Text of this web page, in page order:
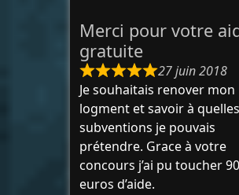
Merci pour votre
gratuite
27 juin 2018
Je souhaitais renover mon
logment et savoir à quelles
subventions je pouvais
prétendre. Grace à votre
concours j’ai pu toucher
euros d’aide.